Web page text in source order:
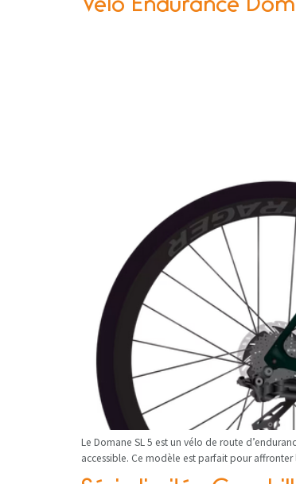
Vélo Endurance
Le Domane SL 5 est un vélo de route
accessible. Ce modèle est parfait pour